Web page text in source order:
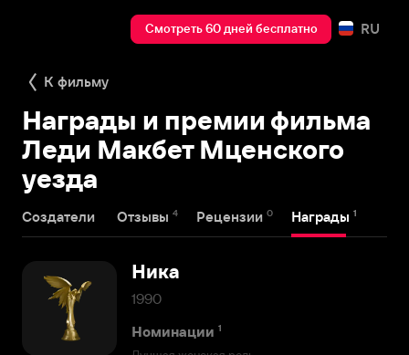
Смотреть 60 дней бесплатно RU
К фильму
Награды и премии фильма
Леди Макбет Мценского
уезда
Создатели Отзывы 4 Рецензии 0 Награды 1
Ника
1990
Номинации 1